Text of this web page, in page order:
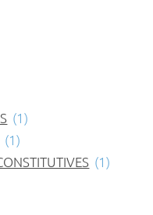
(1)
(1)
(1)